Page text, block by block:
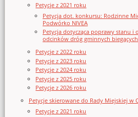
Petycje z 2021 roku
Petycja dot. konkursu: Rodzinne
Podwórko NIVEA
Petycja dotycząca poprawy stanu i
odcinków dróg gminnych
Petycje z 2022 roku
Petycje z 2023 roku
Petycje z 2024 roku
Petycje z 2025 roku
Petycje z 2026 roku
Petycje skierowane do Rady Miejskiej w
Petycje z 2021 roku